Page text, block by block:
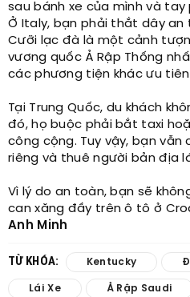
sau bánh xe của mình và
Ở Italy, bạn phải thắt dây an
Cưỡi lạc đà là một cảnh
vương quốc Ả Rập Thống
các phương tiện khác ưu
Tại Trung Quốc, du khách
đó, họ buộc phải bắt taxi
công cộng. Tuy vậy, bạn
riêng và thuê người bản địa
Vì lý do an toàn, bạn sẽ
can xăng đầy trên ô tô ở
Anh Minh
TỪ KHÓA: Kentucky
Lái Xe Ả Rập Saudi